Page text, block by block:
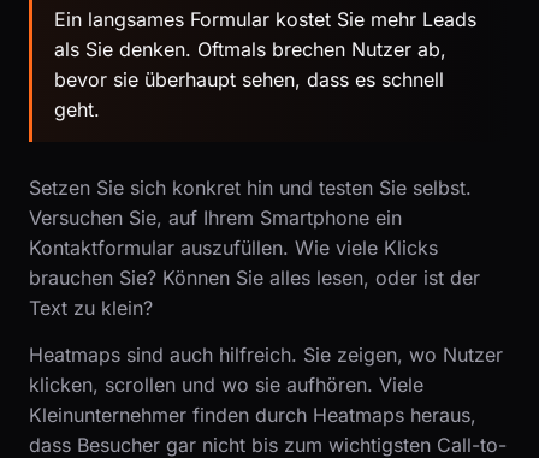
Ein langsames Formular kostet Sie mehr Leads
als Sie denken. Oftmals brechen Nutzer ab,
bevor sie überhaupt sehen, dass es schnell
geht.
Setzen Sie sich konkret hin und testen Sie selbst.
Versuchen Sie, auf Ihrem Smartphone ein
Kontaktformular auszufüllen. Wie viele Klicks
brauchen Sie? Können Sie alles lesen, oder ist der
Text zu klein?
Heatmaps sind auch hilfreich. Sie zeigen, wo Nutzer
klicken, scrollen und wo sie aufhören. Viele
Kleinunternehmer finden durch Heatmaps heraus,
dass Besucher gar nicht bis zum wichtigsten Call-to-